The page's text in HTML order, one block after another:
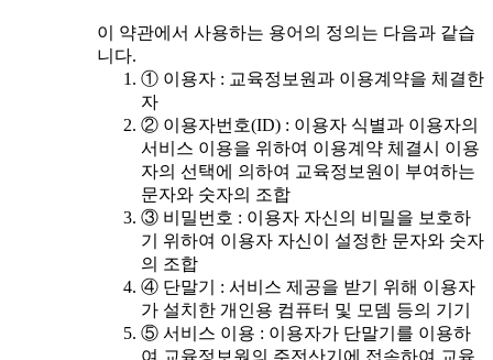
이 약관에서 사용하는 용어의 정의는 다음과 같습
니다.
① 이용자 : 교육정보원과 이용계약을 체결한
자
② 이용자번호(ID) : 이용자 식별과 이용자의
서비스 이용을 위하여 이용계약 체결시 이용
자의 선택에 의하여 교육정보원이 부여하는
문자와 숫자의 조합
③ 비밀번호 : 이용자 자신의 비밀을 보호하
기 위하여 이용자 자신이 설정한 문자와 숫자
의 조합
④ 단말기 : 서비스 제공을 받기 위해 이용자
가 설치한 개인용 컴퓨터 및 모뎀 등의 기기
⑤ 서비스 이용 : 이용자가 단말기를 이용하